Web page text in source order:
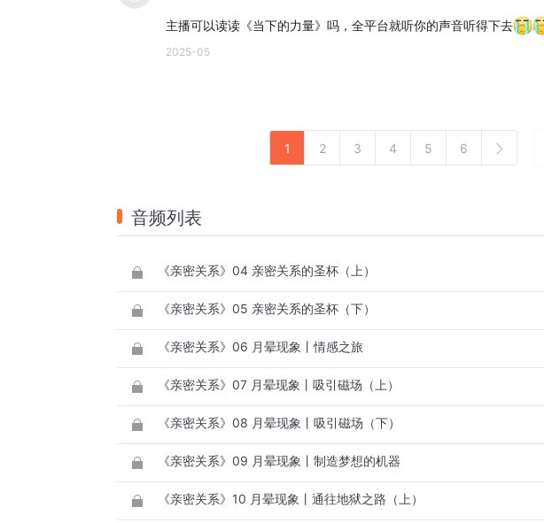
主播可以读读《当下的力量》吗，全平台就听你的声音听得下去
2025-05
1 2 3 4 5 6
音频列表
《亲密关系》04 亲密关系的圣杯（上）
《亲密关系》05 亲密关系的圣杯（下）
《亲密关系》06 月晕现象丨情感之旅
《亲密关系》07 月晕现象丨吸引磁场（上）
《亲密关系》08 月晕现象丨吸引磁场（下）
《亲密关系》09 月晕现象丨制造梦想的机器
《亲密关系》10 月晕现象丨通往地狱之路（上）